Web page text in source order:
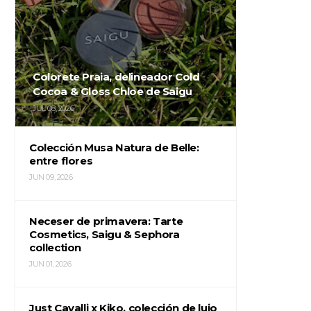
Colorete Praia, delineador Cold
Cocoa & Gloss Chloe de Saigu
JUL 08, 2026
Colección Musa Natura de Belle:
entre flores
JUN 09, 2026
Neceser de primavera: Tarte
Cosmetics, Saigu & Sephora
collection
JUN 01, 2026
Just Cavalli x Kiko, colección de lujo